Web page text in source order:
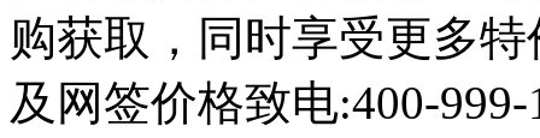
购获取，同时享受更多
及网签价格致电:400-